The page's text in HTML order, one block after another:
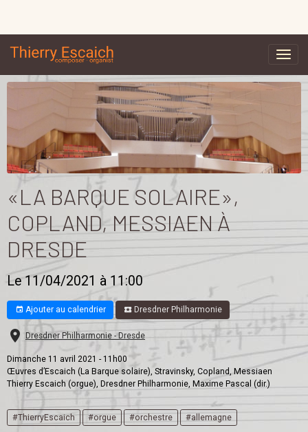
«LA BARQUE SOLAIRE»,
COPLAND, MESSIAEN À
DRESDE
Le 11/04/2021 à 11:00
Ajouter au calendrier Dresdner Philharmonie
Dresdner Philharmonie - Dresde
Dimanche 11 avril 2021 - 11h00
Œuvres d’Escaich (La Barque solaire), Stravinsky, Copland, Messiaen
​Thierry Escaich (orgue), Dresdner Philharmonie, Maxime Pascal (dir.)
#ThierryEscaich #orgue #orchestre #allemagne